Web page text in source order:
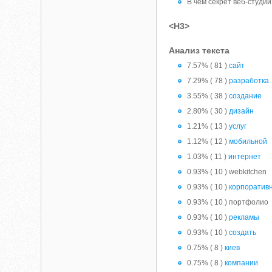
В чем секрет веб-
<H3>
Анализ текста
7.57% ( 81 )сайт
7.29% ( 78 )разработка
3.55% ( 38 )создание
2.80% ( 30 )дизайн
1.21% ( 13 )услуг
1.12% ( 12 )мобильной
1.03% ( 11 )интернет
0.93% ( 10 ) webkitchen
0.93% ( 10 )
0.93% ( 10 ) портфолио
0.93% ( 10 )рекламы
0.93% ( 10 )создать
0.75% ( 8 )киев
0.75% ( 8 )компании